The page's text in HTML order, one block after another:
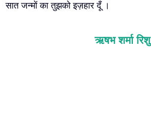
सात जन्मों का तुझको इज़हार दूँ ।
ऋषभ शर्मा रिशु